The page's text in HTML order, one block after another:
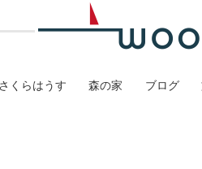
さくらはうす 森の家 ブログ